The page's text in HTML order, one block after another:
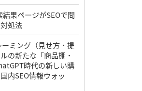
果ページがSEOで問
処法
ミング（見せ方・提
の新たな「商品棚・
時代の新しい購
内SEO情報ウォッ